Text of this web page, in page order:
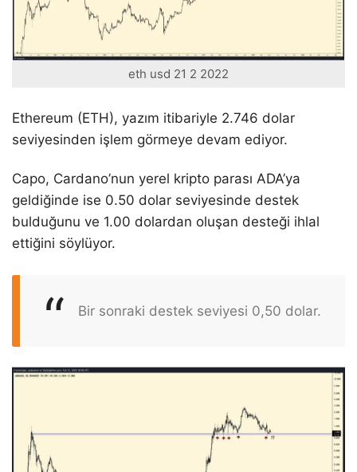
eth usd 21 2 2022
Ethereum (ETH), yazım itibariyle 2.746 dolar
seviyesinden işlem görmeye devam ediyor.
Capo, Cardano’nun yerel kripto parası ADA’ya
geldiğinde ise 0.50 dolar seviyesinde destek
bulduğunu ve 1.00 dolardan oluşan desteği ihlal
ettiğini söylüyor.
Bir sonraki destek seviyesi 0,50 dolar.